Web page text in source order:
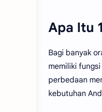
Apa Itu
Bagi banyak
memiliki
perbedaan
kebutuhan